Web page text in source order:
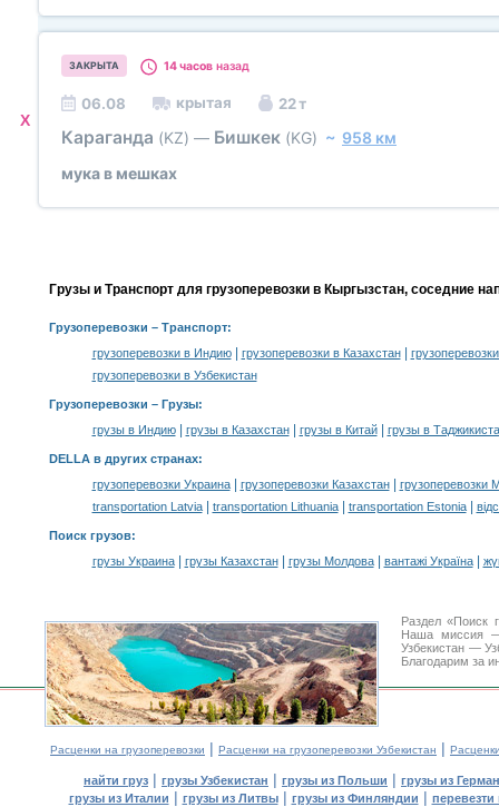
X
ЗАКРЫТА 14 часов назад
06.08 крытая 22 т
Караганда (KZ) — Бишкек (KG) ~ 958 км
мука в мешках
Грузы и Транспорт для грузоперевозки в Кыргызстан, соседние
Грузоперевозки – Транспорт:
грузоперевозки в Индию| грузоперевозки в Казахстан|
грузоперевозки в Узбекистан
Грузоперевозки – Грузы:
грузы в Индию| грузы в Казахстан| грузы в Китай| грузы в
DELLA в других странах:
грузоперевозки Украина| грузоперевозки Казахстан|
грузоперевозки
transportation Latvia| transportation Lithuania| transportation Estonia|
Поиск грузов:
грузы Украина| грузы Казахстан| грузы Молдова| вантажі Україна|
Раздел «Поиск
Наша миссия —
Узбекистан —
Благодарим за
Расценки на грузоперевозки | Расценки на грузоперевозки Узбекистан |
найти груз | грузы Узбекистан | грузы из Польши | грузы из
грузы из Италии | грузы из Литвы| грузы из Финляндии | перевезти